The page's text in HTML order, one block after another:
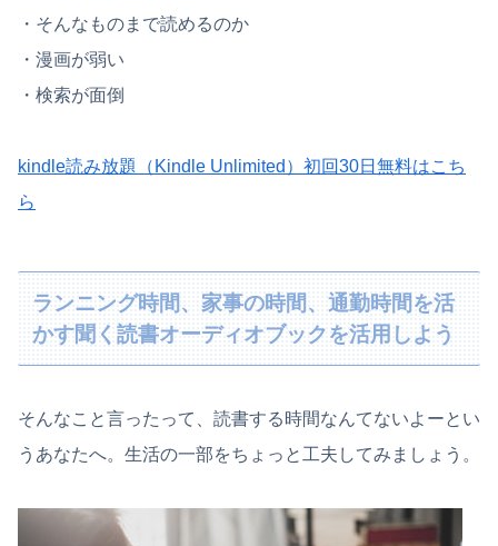
・そんなものまで読めるのか
・漫画が弱い
・検索が面倒
kindle読み放題（Kindle Unlimited）初回30日無料はこち
ら
ランニング時間、家事の時間、通勤時間を活
かす聞く読書オーディオブックを活用しよう
そんなこと言ったって、読書する時間なんてないよーとい
うあなたへ。生活の一部をちょっと工夫してみましょう。